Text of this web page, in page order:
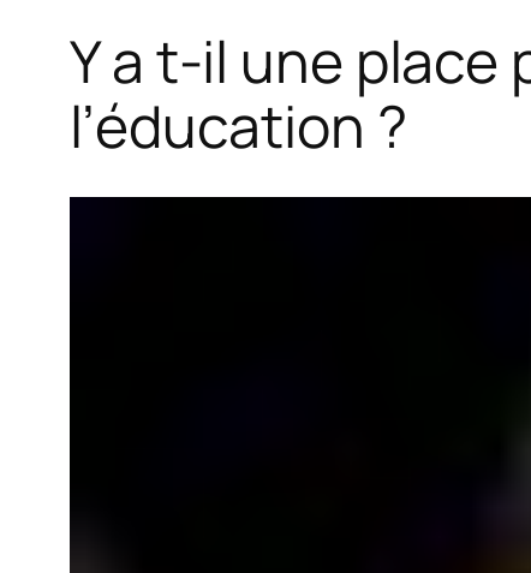
Y a t-il une place
l’éducation ?